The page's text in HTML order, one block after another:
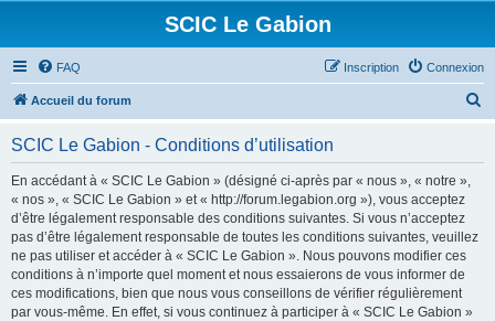
SCIC Le Gabion
FAQ Connexion
Inscription
Accueil du forum
SCIC Le Gabion - Conditions d’utilisation
En accédant à « SCIC Le Gabion » (désigné ci-après par « nous », « notre »,
« nos », « SCIC Le Gabion » et « http://forum.legabion.org »), vous acceptez
d’être légalement responsable des conditions suivantes. Si vous n’acceptez
pas d’être légalement responsable de toutes les conditions suivantes, veuillez
ne pas utiliser et accéder à « SCIC Le Gabion ». Nous pouvons modifier ces
conditions à n’importe quel moment et nous essaierons de vous informer de
ces modifications, bien que nous vous conseillons de vérifier régulièrement
par vous-même. En effet, si vous continuez à participer à « SCIC Le Gabion »